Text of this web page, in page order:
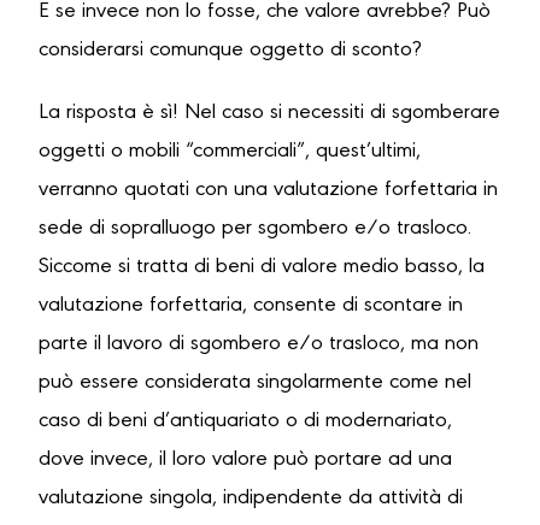
E se invece non lo fosse, che valore avrebbe? Può
considerarsi comunque oggetto di sconto?
La risposta è sì! Nel caso si necessiti di sgomberare
oggetti o mobili “commerciali”, quest’ultimi,
verranno quotati con una valutazione forfettaria in
sede di sopralluogo per sgombero e/o trasloco.
Siccome si tratta di beni di valore medio basso, la
valutazione forfettaria, consente di scontare in
parte il lavoro di sgombero e/o trasloco, ma non
può essere considerata singolarmente come nel
caso di beni d’antiquariato o di modernariato,
dove invece, il loro valore può portare ad una
valutazione singola, indipendente da attività di